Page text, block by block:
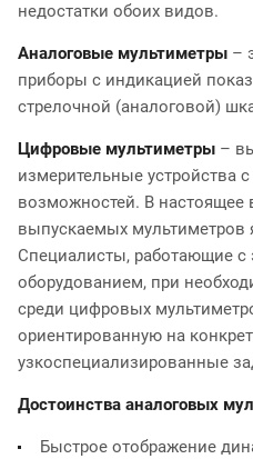
недостатки обоих видов.
Аналоговые мультиметры –
приборы с индикацией
стрелочной (аналоговой)
Цифровые мультиметры –
измерительные устройства
возможностей. В настоящее
выпускаемых
Специалисты, работающие с
оборудованием, при
среди цифровых
ориентированную на
узкоспециализированные
Достоинства аналоговых
Быстрое отображение